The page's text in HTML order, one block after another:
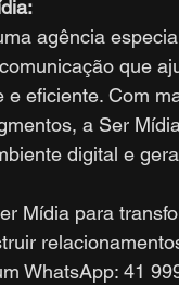
agência
que
e eficiente. Com
a Ser
digital e
Mídia para
WhatsApp: 41